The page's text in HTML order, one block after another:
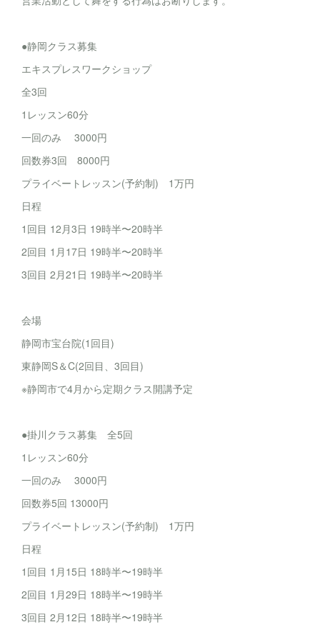
●静岡クラス募集
エキスプレスワークショップ
全3回
1レッスン60分
一回のみ 3000円
回数券3回 8000円
プライベートレッスン(予約制) 1万円
日程
1回目 12月3日 19時半〜20時半
2回目 1月17日 19時半〜20時半
3回目 2月21日 19時半〜20時半
会場
静岡市宝台院(1回目)
東静岡S＆C(2回目、3回目)
※静岡市で4月から定期クラス開講予定
●掛川クラス募集 全5回
1レッスン60分
一回のみ 3000円
回数券5回 13000円
プライベートレッスン(予約制) 1万円
日程
1回目 1月15日 18時半〜19時半
2回目 1月29日 18時半〜19時半
3回目 2月12日 18時半〜19時半